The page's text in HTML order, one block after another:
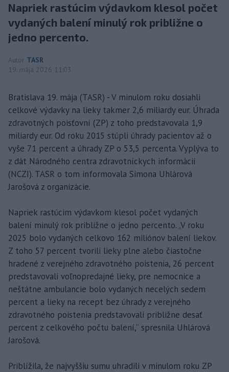
Napriek rastúcim výdavkom klesol počet
vydaných balení minulý rok približne o
jedno percento.
Autor TASR
19. mája 2026 11:03
Bratislava 19. mája (TASR) - V minulom roku dosiahli
celkové výdavky na lieky takmer 2,6 miliardy eur. Úhrada
zdravotných poisťovní (ZP) z toho predstavovala 1,9
miliardy eur. Od roku 2015 stúpli úhrady pacientov až o
vyše 71 percent a úhrady ZP o 53,5 percenta. Vyplýva to
z dát Národného centra zdravotníckych informácií
(NCZI). TASR o tom informovala Simona Uhlárová
Jarošová z organizácie.
Napriek rastúcim výdavkom klesol počet vydaných
balení minulý rok približne o jedno percento. „V roku
2025 bolo vydaných celkovo 162 miliónov balení liekov.
Z toho 57 percent tvorili lieky plne alebo čiastočne
hradené z verejného zdravotného poistenia, 26 percent
predstavovali voľnopredajné lieky, pre nemocnice a
neštátne ambulancie bolo vydaných necelých sedem
percent a lieky na recept bez úhrady z verejného
zdravotného poistenia predstavovali približne desať
percent z celkového počtu balení,“ spresnila Uhlárová
Jarošová.
Priblížila, že najvyššiu sumu uhradili v minulom roku ZP